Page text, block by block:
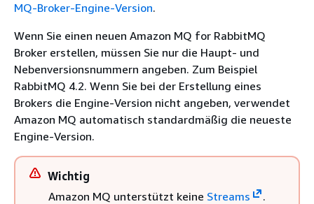
MQ-Broker-Engine-Version.
Wenn Sie einen neuen Amazon MQ for RabbitMQ
Broker erstellen, müssen Sie nur die Haupt- und
Nebenversionsnummern angeben. Zum Beispiel
RabbitMQ 4.2. Wenn Sie bei der Erstellung eines
Brokers die Engine-Version nicht angeben, verwendet
Amazon MQ automatisch standardmäßig die neueste
Engine-Version.
Wichtig
Amazon MQ unterstützt keine Streams
.